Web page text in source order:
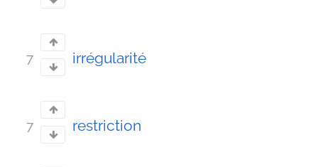
7 irrégularité
7 restriction